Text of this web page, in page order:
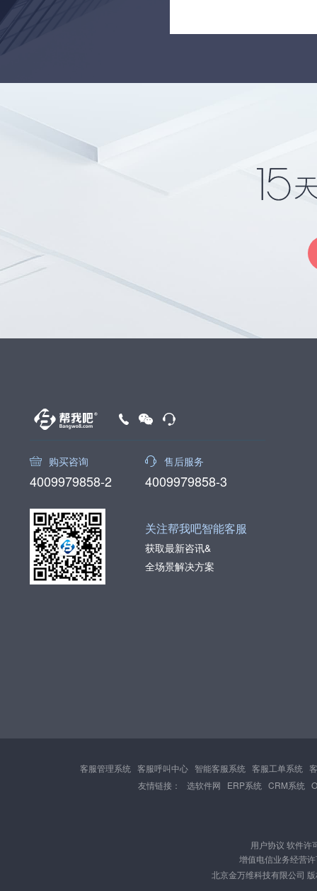
购买咨询
4009979858-2
售后服务
4009979858-3
关注帮我吧智能客服
获取最新咨讯&
全场景解决方案
客服管理系统 客服呼叫中心 智能客服系统 客服工单系统
友情链接：
选软件网 ERP系统 CRM系统
用户协议 软件许
增值电信业务经营
北京金万维科技有限公司